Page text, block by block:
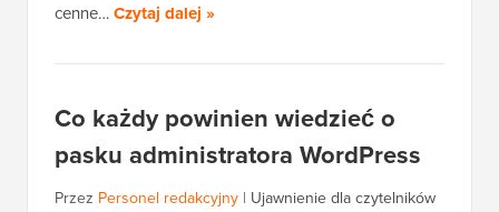
cenne…Czytaj dalej »
Co każdy powinien wiedzieć o
pasku administratora WordPress
Przez Personel redakcyjny | Ujawnienie dla czytelników